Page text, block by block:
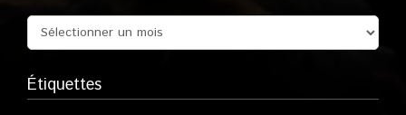
Étiquettes